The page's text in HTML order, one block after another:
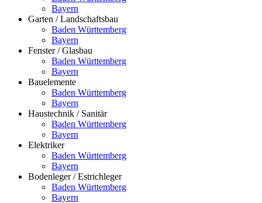
Bayern
Garten / Landschaftsbau
Baden Württemberg
Bayern
Fenster / Glasbau
Baden Württemberg
Bayern
Bauelemente
Baden Württemberg
Bayern
Haustechnik / Sanitär
Baden Württemberg
Bayern
Elektriker
Baden Württemberg
Bayern
Bodenleger / Estrichleger
Baden Württemberg
Bayern